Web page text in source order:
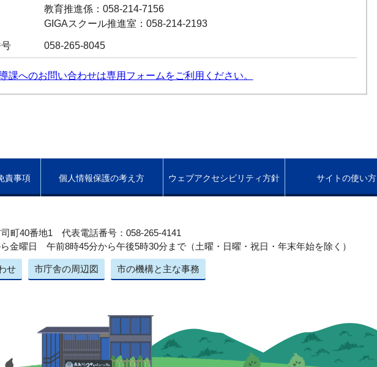
教育推進係：058-214-7156
GIGAスクール推進室：058-214-2193
058-265-8045
課へのお問い合わせは専用フォームをご利用ください。
責事項 個人情報保護の考え方 ウェブアクセシビリティ方針 サイトの使い方
町40番地1 代表電話番号：058-265-4141
金曜日 午前8時45分から午後5時30分まで（土曜・日曜・祝日・年末年始を除く）
せ 市庁舎の周辺図 市の機構と主な事務